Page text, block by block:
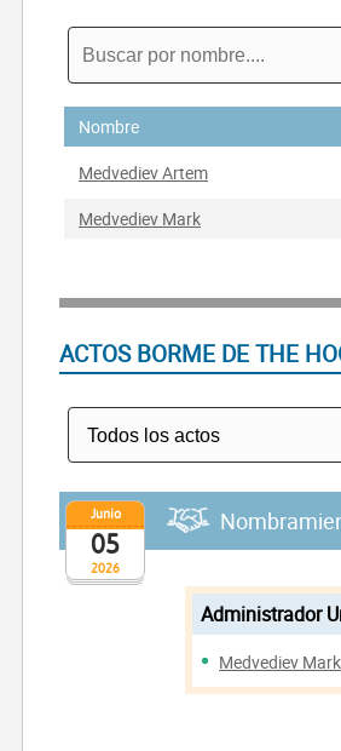
Nombre
Medvediev Artem
Medvediev Mark
ACTOS BORME DE THE
2026
Junio
05
Administrador
Medvediev Mark